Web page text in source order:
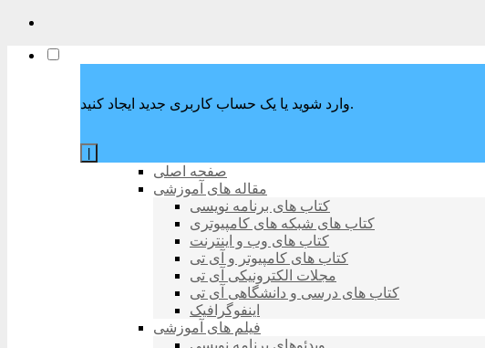
وارد شوید یا یک حساب کاربری جدید ایجاد کنید.
صفحه اصلی
مقاله های آموزشی
کتاب های برنامه نویسی
کتاب های شبکه های کامپیوتری
کتاب های وب و اینترنت
کتاب های کامپیوتر و آی تی
مجلات الکترونیکی آی تی
کتاب های درسی و دانشگاهی آی تی
اینفوگرافیک
فیلم های آموزشی
ویدئوهای برنامه نویسی